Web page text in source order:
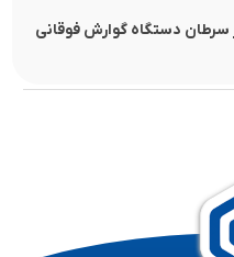
دستگاه گوارش فوقانی